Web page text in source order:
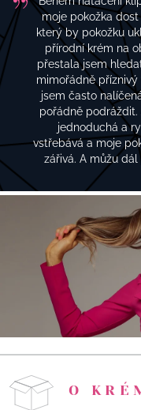
moje pokožka
který by pokožku
přírodní krém na
přestala jsem
mimořádně
jsem často
pořádně podráždit.
jednoduchá a
vstřebává a moje
zářivá. A můžu
O